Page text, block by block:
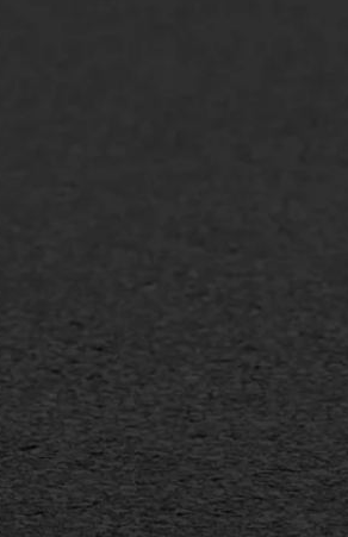
voegvulling
reparatie
markering